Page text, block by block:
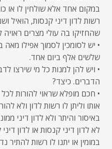
במקום אחד אלא שולחין לו או
רשות לדון דיני קנסות, הואיל
שהחזיקו בה עולי מצרים ראויה
• יש לסומכין לסמוך אפילו
שלשים אלף ביום אחד.
• ויש להן למנות כל מי שירצו
הדברים. כיצד?
• חכם מופלא שראוי להורות
אותו וליתן לו רשות לדון ולא
באיסור והיתר ולא לדון דיני
לא לדון דיני קנסות או לדון
במומין או יתנו לו רשות להתיר